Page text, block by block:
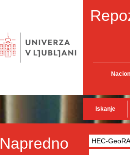
Iskanje
Napredno